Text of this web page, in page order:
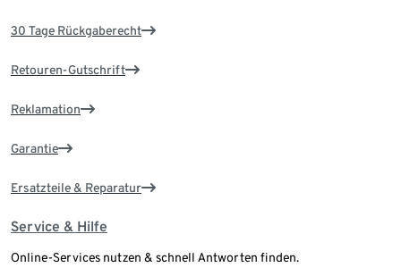
30 Tage Rückgaberecht
Retouren-Gutschrift
Reklamation
Garantie
Ersatzteile & Reparatur
Service & Hilfe
Online-Services nutzen & schnell Antworten finden.